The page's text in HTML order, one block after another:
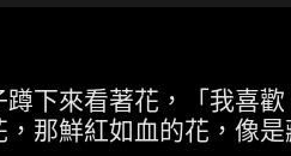
蹲下來看著花，「我喜
，那鮮紅如血的花，像